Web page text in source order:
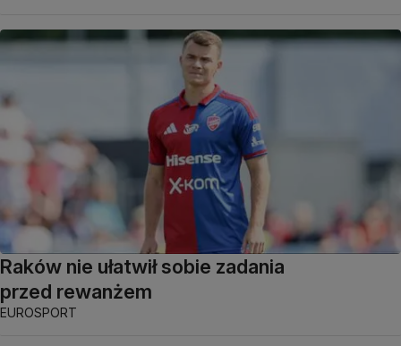
Raków nie ułatwił sobie zadania
przed rewanżem
EUROSPORT